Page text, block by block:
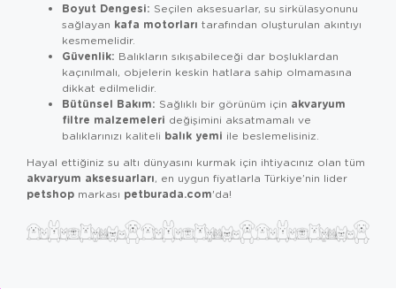
Boyut Dengesi: Seçilen aksesuarlar, su sirkülasyonunu
sağlayan kafa motorları tarafından oluşturulan akıntıyı
kesmemelidir.
Güvenlik: Balıkların sıkışabileceği dar boşluklardan
kaçınılmalı, objelerin keskin hatlara sahip olmamasına
dikkat edilmelidir.
Bütünsel Bakım: Sağlıklı bir görünüm için akvaryum
filtre malzemeleri değişimini aksatmamalı ve
balıklarınızı kaliteli balık yemi ile beslemelisiniz.
Hayal ettiğiniz su altı dünyasını kurmak için ihtiyacınız olan tüm
akvaryum aksesuarları, en uygun fiyatlarla Türkiye’nin lider
petshop markası petburada.com'da!